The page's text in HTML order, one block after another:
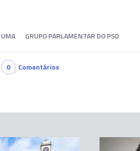
UMA GRUPO PARLAMENTAR DO PSD
0 Comentários